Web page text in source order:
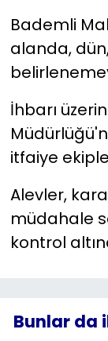
Bademli
alanda,
İhbarı
itfaiye
Alevler,
müdahale
kontrol
Bunlar da
YEREL
Yurt